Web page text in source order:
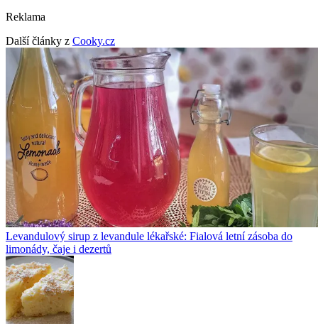
Reklama
Další články z Cooky.cz
Levandulový sirup z levandule lékařské: Fialová letní zásoba do
limonády, čaje i dezertů